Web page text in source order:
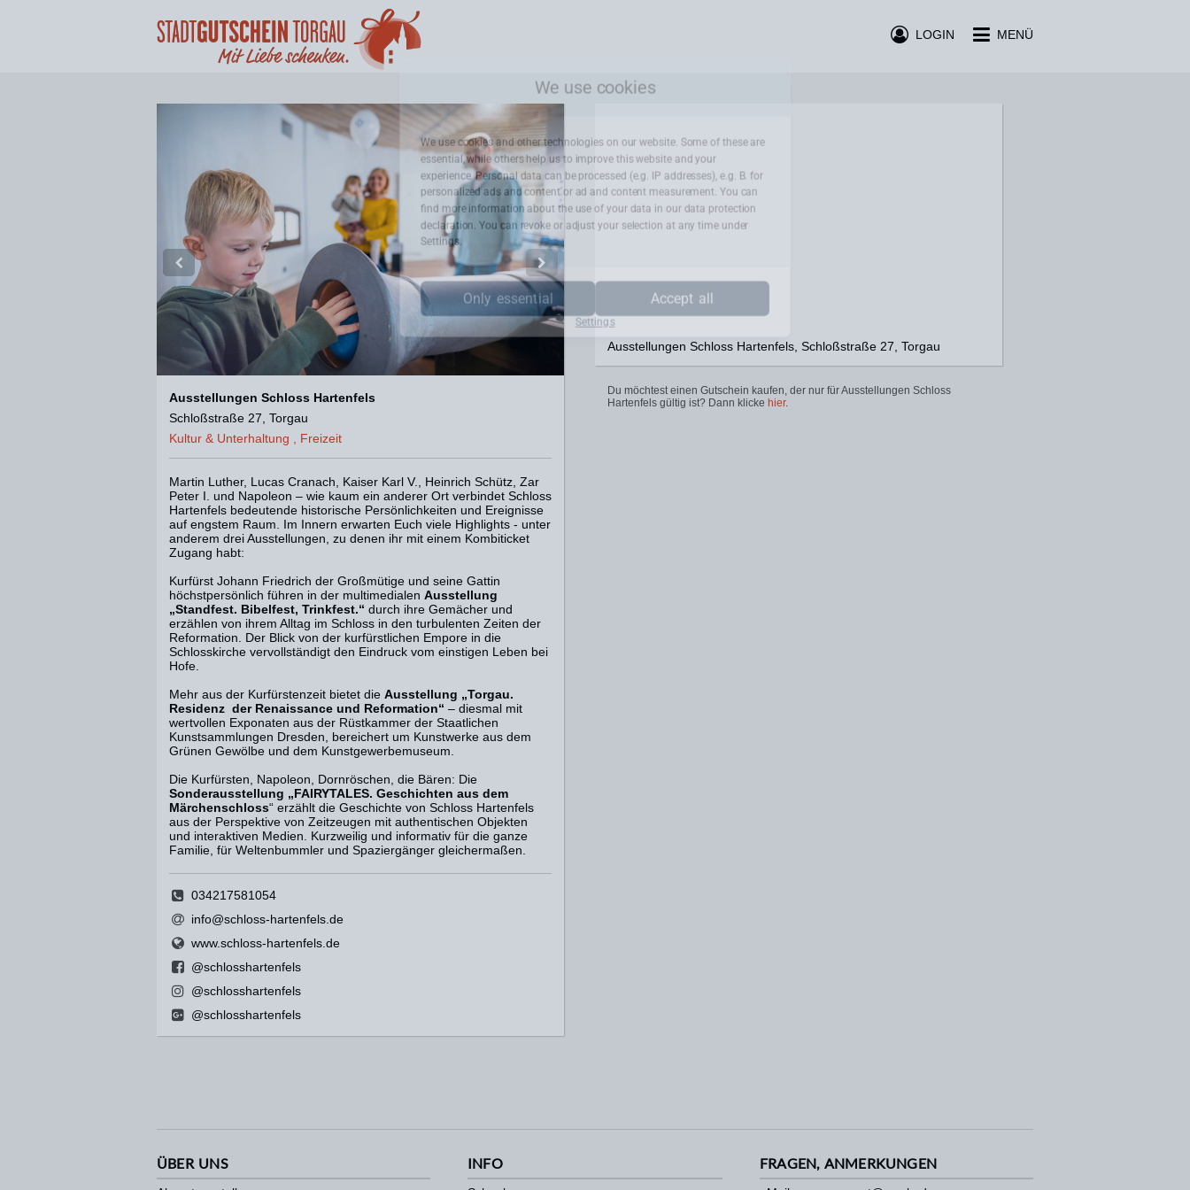
MENÜ
LOGIN
Ausstellungen Schloss Hartenfels
Schloßstraße 27, Torgau
Kultur & Unterhaltung , Freizeit
Martin Luther, Lucas Cranach, Kaiser Karl V., Heinrich Schütz, Zar
Peter I. und Napoleon – wie kaum ein anderer Ort verbindet Schloss
Hartenfels bedeutende historische Persönlichkeiten und Ereignisse
auf engstem Raum. Im Innern erwarten Euch viele Highlights - unter
anderem drei Ausstellungen, zu denen ihr mit einem Kombiticket
Zugang habt:
Kurfürst Johann Friedrich der Großmütige und seine Gattin
höchstpersönlich führen in der multimedialen Ausstellung
„Standfest. Bibelfest, Trinkfest.“ durch ihre Gemächer und
erzählen von ihrem Alltag im Schloss in den turbulenten Zeiten der
Reformation. Der Blick von der kurfürstlichen Empore in die
Schlosskirche vervollständigt den Eindruck vom einstigen Leben bei
Hofe.
Mehr aus der Kurfürstenzeit bietet die Ausstellung „Torgau.
Residenz der Renaissance und Reformation“ – diesmal mit
wertvollen Exponaten aus der Rüstkammer der Staatlichen
Kunstsammlungen Dresden, bereichert um Kunstwerke aus dem
Grünen Gewölbe und dem Kunstgewerbemuseum.
Die Kurfürsten, Napoleon, Dornröschen, die Bären: Die
Sonderausstellung „FAIRYTALES. Geschichten aus dem
Märchenschloss“ erzählt die Geschichte von Schloss Hartenfels
aus der Perspektive von Zeitzeugen mit authentischen Objekten
und interaktiven Medien. Kurzweilig und informativ für die ganze
Familie, für Weltenbummler und Spaziergänger gleichermaßen.
034217581054
info@schloss-hartenfels.de
www.schloss-hartenfels.de
@schlosshartenfels
@schlosshartenfels
@schlosshartenfels
Ausstellungen Schloss Hartenfels, Schloßstraße 27, Torgau
Du möchtest einen Gutschein kaufen, der nur für Ausstellungen Schloss
Hartenfels gültig ist? Dann klicke hier.
ÜBER UNS INFO FRAGEN, ANMERKUNGEN
We use cookies
We use cookies and other technologies on our website. Some of these are
essential, while others help us to improve this website and your
experience. Personal data can be processed (e.g. IP addresses), e.g. B. for
personalized ads and content or ad and content measurement. You can
find more information about the use of your data in ourdata protection
declaration. You can revoke or adjust your selection at any time under
Settings.
Only essential Accept all
Settings